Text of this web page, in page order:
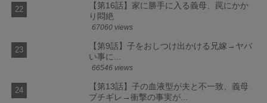
【第16話】家に勝手に入る義母、罠にかか
り悶絶
67060 views
【第9話】子をおしつけ出かける兄嫁→ヤバ
い事に...
66546 views
【第13話】子の血液型が夫と不一致、義母
ブチギレ→衝撃の事実が...